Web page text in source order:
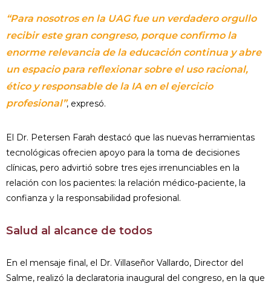
“Para nosotros en la UAG fue un verdadero orgullo
recibir este gran congreso, porque confirmo la
enorme relevancia de la educación continua y abre
un espacio para reflexionar sobre el uso racional,
ético y responsable de la IA en el ejercicio
profesional”, expresó.
El Dr. Petersen Farah destacó que las nuevas herramientas
tecnológicas ofrecien apoyo para la toma de decisiones
clínicas, pero advirtió sobre tres ejes irrenunciables en la
relación con los pacientes: la relación médico‑paciente, la
confianza y la responsabilidad profesional.
Salud al alcance de todos
En el mensaje final, el Dr. Villaseñor Vallardo, Director del
Salme, realizó la declaratoria inaugural del congreso, en la que